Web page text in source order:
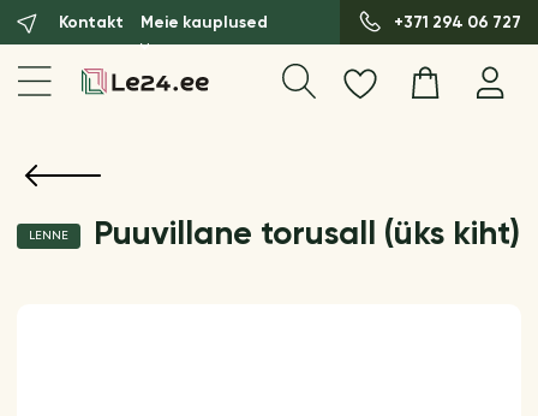
Kontakt Meie kauplused +371 294 06 727
LENNE Puuvillane torusall (üks kiht)